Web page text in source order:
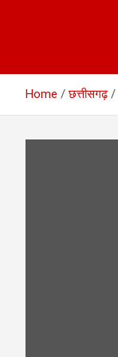
Home छत्तीसगढ़